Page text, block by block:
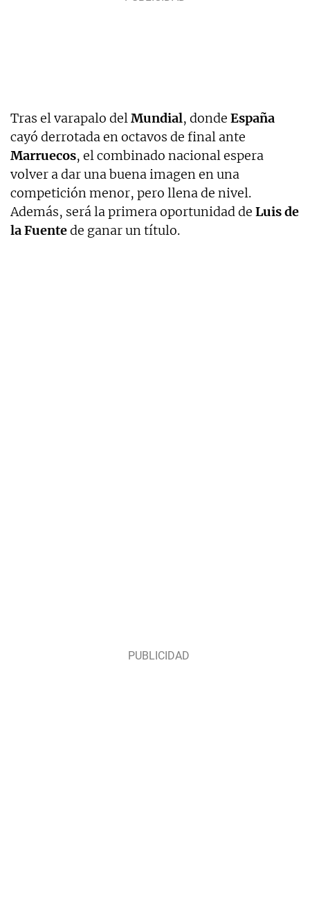
Tras el varapalo delMundial, donde España
cayó derrotada en octavos de final ante
Marruecos, el combinado nacional espera
volver a dar una buena imagen en una
competición menor, pero llena de nivel.
Además, será la primera oportunidad de Luis de
la Fuentede ganar un título.